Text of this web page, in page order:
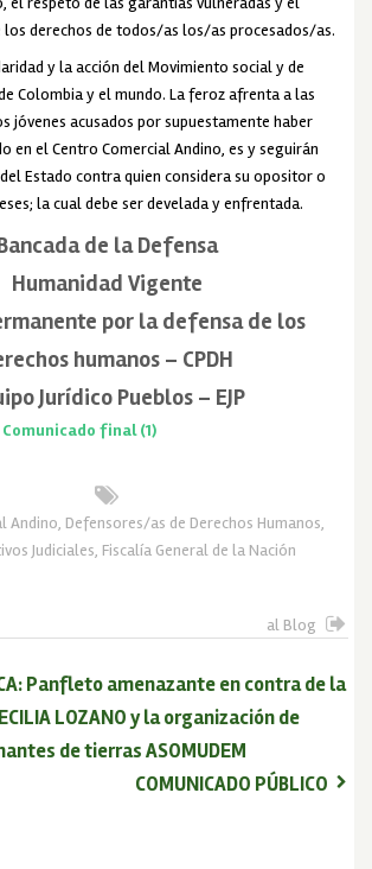
derechos de todos/as los/as procesados/as.
y la acción del Movimiento social y de
Colombia y el mundo. La feroz afrenta a las
jóvenes acusados por supuestamente haber
en el Centro Comercial Andino, es y seguirán
Estado contra quien considera su opositor o
la cual debe ser develada y enfrentada.
de la Defensa
Humanidad Vigente
por la defensa de los
humanos – CPDH
Jurídico Pueblos – EJP
Comunicado final (1)
Andino, Defensores/as de Derechos Humanos,
Judiciales, Fiscalía General de la Nación
al Blog
Panfleto amenazante en contra de la
LOZANO y la organización de
de tierras ASOMUDEM
COMUNICADO PÚBLICO